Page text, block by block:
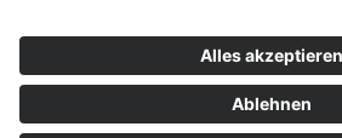
kostenlose Teilnahme wichtig. Die
umgehend nach Teilnahme und
unserer Webseite zur Verfügung